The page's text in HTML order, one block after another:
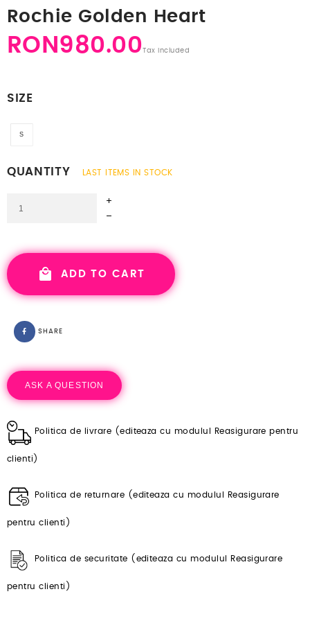
Rochie Golden Heart
RON980.00Tax included
SIZE
SS
QUANTITY LAST ITEMS IN STOCK
ADD TO CART
SHARE
ASK A QUESTION
Politica de livrare (editeaza cu modulul Reasigurare pentru
clienti)
Politica de returnare (editeaza cu modulul Reasigurare
pentru clienti)
Politica de securitate (editeaza cu modulul Reasigurare
pentru clienti)